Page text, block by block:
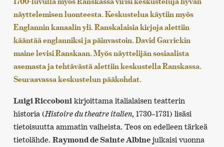
näyttelemisen luonteesta. Keskustelua käytiin myös
Englannin kanaalin yli. Ranskalaisia kirjoja alettiin
kääntää englanniksi ja päinvastoin. David Garrickin
maine levisi Ranskaan. Myös näyttelijän sosiaalista
asemasta ja tehtävästä alettiin keskustella Ranskassa.
Seuraavassa keskustelun pääkohdat.
Luigi Riccoboni kirjoittama italialaisen teatterin
historia (Histoire du theatre italien, 1730–1731) lisäsi
tietoisuutta ammatin vaiheista. Teos on edelleen tärkeä
tietolähde. Raymond de Sainte Albinejulkaisi vuonna